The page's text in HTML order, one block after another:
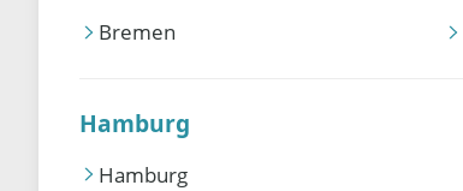
Bremen
Hamburg
Hamburg